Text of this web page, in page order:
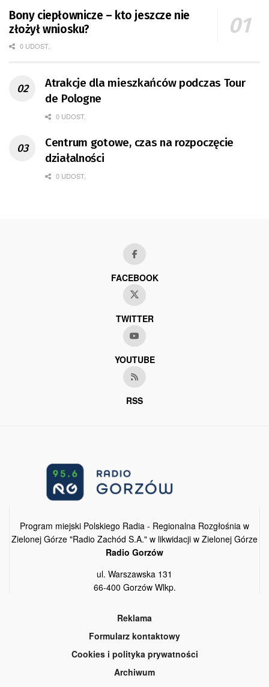
Bony ciepłownicze – kto jeszcze nie
złożył wniosku?
0 UDOST.
Atrakcje dla mieszkańców podczas Tour
de Pologne
0 UDOST.
Centrum gotowe, czas na rozpoczęcie
działalności
0 UDOST.
FACEBOOK
TWITTER
YOUTUBE
RSS
Program miejski Polskiego Radia - Regionalna Rozgłośnia w
Zielonej Górze "Radio Zachód S.A." w likwidacji w Zielonej Górze
Radio Gorzów
ul. Warszawska 131
66-400 Gorzów Wlkp.
Reklama
Formularz kontaktowy
Cookies i polityka prywatności
Archiwum